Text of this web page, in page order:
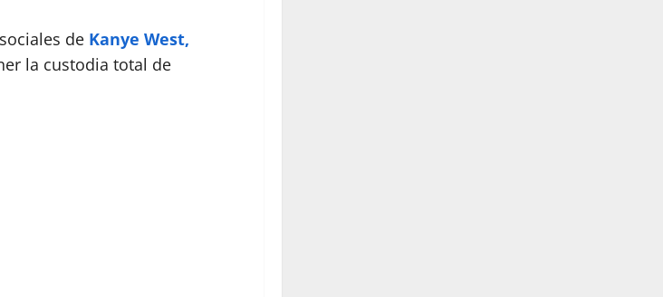
de Kanye West,
la custodia total de